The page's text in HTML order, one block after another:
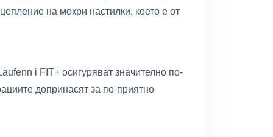
на мокри настилки, което е от
i FIT+ осигуряват значително по-
допринасят за по-приятно